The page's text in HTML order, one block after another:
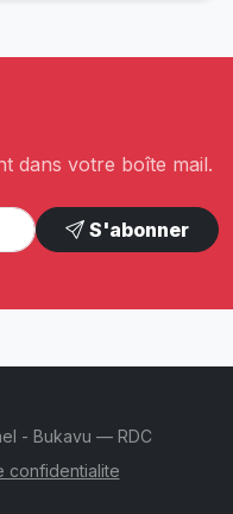
dans votre boîte mail.
S'abonner
- Bukavu — RDC
confidentialite